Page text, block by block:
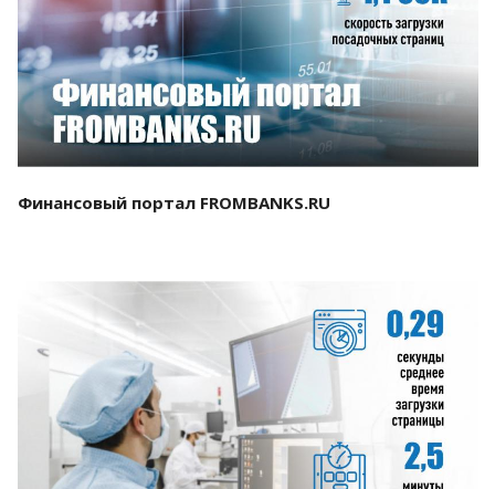
Смотреть проект
Финансовый портал FROMBANKS.RU
Смотреть проект